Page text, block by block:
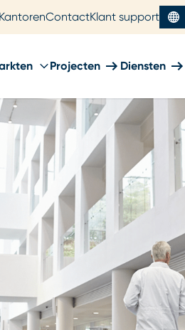
KantorenContactKlant support
Projecten Diensten